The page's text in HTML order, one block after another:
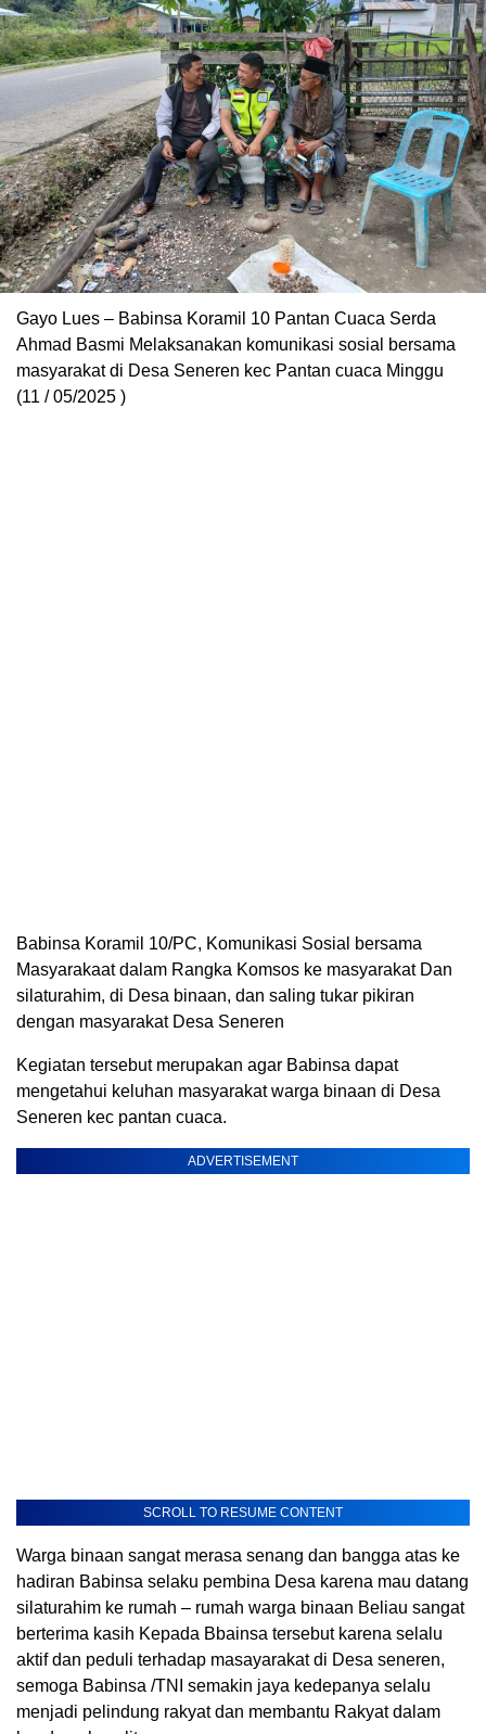
Gayo Lues – Babinsa Koramil 10 Pantan Cuaca Serda
Ahmad Basmi Melaksanakan komunikasi sosial bersama
masyarakat di Desa Seneren kec Pantan cuaca Minggu
(11 / 05/2025 )
Babinsa Koramil 10/PC, Komunikasi Sosial bersama
Masyarakaat dalam Rangka Komsos ke masyarakat Dan
silaturahim, di Desa binaan, dan saling tukar pikiran
dengan masyarakat Desa Seneren
Kegiatan tersebut merupakan agar Babinsa dapat
mengetahui keluhan masyarakat warga binaan di Desa
Seneren kec pantan cuaca.
ADVERTISEMENT
SCROLL TO RESUME CONTENT
Warga binaan sangat merasa senang dan bangga atas ke
hadiran Babinsa selaku pembina Desa karena mau datang
silaturahim ke rumah – rumah warga binaan Beliau sangat
berterima kasih Kepada Bbainsa tersebut karena selalu
aktif dan peduli terhadap masayarakat di Desa seneren,
semoga Babinsa /TNI semakin jaya kedepanya selalu
menjadi pelindung rakyat dan membantu Rakyat dalam